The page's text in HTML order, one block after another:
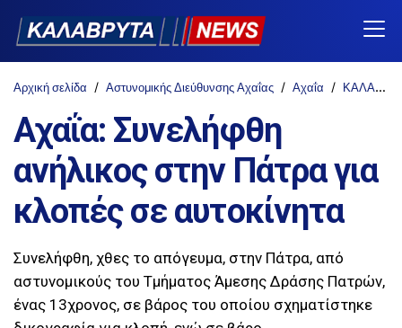
Αρχική σελίδα Αστυνομικής Διεύθυνσης Αχαΐας Αχαΐα ΚΑΛΑΒΡΥΤΑ-NEWS
Αχαΐα: Συνελήφθη
ανήλικος στην Πάτρα για
κλοπές σε αυτοκίνητα
Συνελήφθη, χθες το απόγευμα, στην Πάτρα, από
αστυνομικούς του Τμήματος Άμεσης Δράσης Πατρών,
ένας 13χρονος, σε βάρος του οποίου σχηματίστηκε